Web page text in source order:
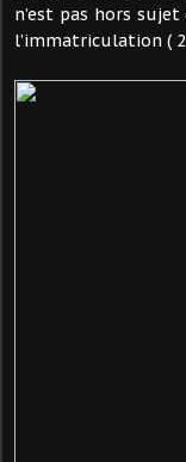
n’est pas hors
l’immatriculation (